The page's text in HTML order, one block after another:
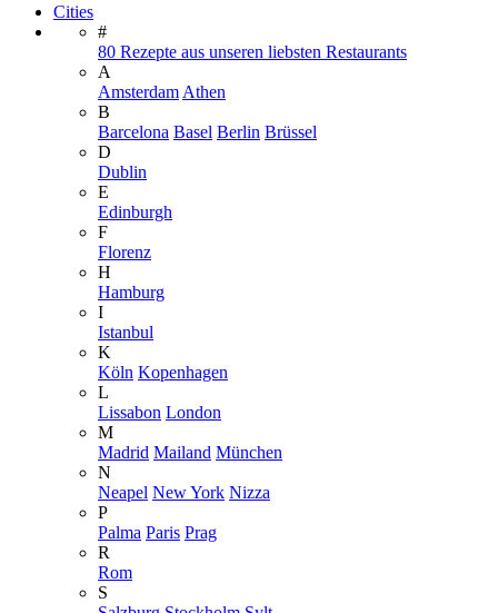
Cities
#
80 Rezepte aus unseren liebsten Restaurants
A
Amsterdam Athen
B
Barcelona Basel Berlin Brüssel
D
Dublin
E
Edinburgh
F
Florenz
H
Hamburg
I
Istanbul
K
Köln Kopenhagen
L
Lissabon London
M
Madrid Mailand München
N
Neapel New York Nizza
P
Palma Paris Prag
R
Rom
S